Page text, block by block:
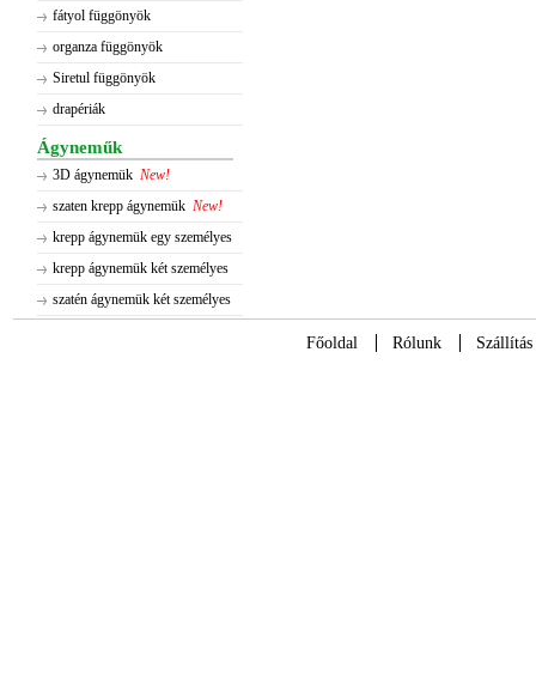
fátyol függönyök
organza függönyök
Siretul függönyök
drapériák
Ágyneműk
3D ágynemük New!
szaten krepp ágynemük New!
krepp ágynemük egy személyes
krepp ágynemük két személyes
szatén ágynemük két személyes
Főoldal Rólunk Szállítás